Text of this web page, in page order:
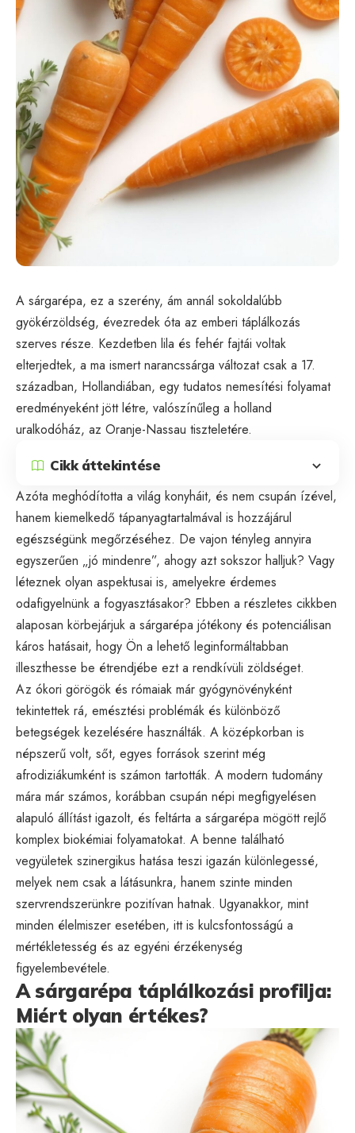
A sárgarépa, ez a szerény, ám annál sokoldalúbb
gyökérzöldség, évezredek óta az emberi táplálkozás
szerves része. Kezdetben lila és fehér fajtái voltak
elterjedtek, a ma ismert narancssárga változat csak a 17.
században, Hollandiában, egy tudatos nemesítési folyamat
eredményeként jött létre, valószínűleg a holland
uralkodóház, az Oranje-Nassau tiszteletére.
Cikk áttekintése
Azóta meghódította a világ konyháit, és nem csupán ízével,
hanem kiemelkedő tápanyagtartalmával is hozzájárul
egészségünk megőrzéséhez. De vajon tényleg annyira
egyszerűen „jó mindenre”, ahogy azt sokszor halljuk? Vagy
léteznek olyan aspektusai is, amelyekre érdemes
odafigyelnünk a fogyasztásakor? Ebben a részletes cikkben
alaposan körbejárjuk a sárgarépa jótékony és potenciálisan
káros hatásait, hogy Ön a lehető leginformáltabban
illeszthesse be étrendjébe ezt a rendkívüli zöldséget.
Az ókori görögök és rómaiak már gyógynövényként
tekintettek rá, emésztési problémák és különböző
betegségek kezelésére használták. A középkorban is
népszerű volt, sőt, egyes források szerint még
afrodiziákumként is számon tartották. A modern tudomány
mára már számos, korábban csupán népi megfigyelésen
alapuló állítást igazolt, és feltárta a sárgarépa mögött rejlő
komplex biokémiai folyamatokat. A benne található
vegyületek szinergikus hatása teszi igazán különlegessé,
melyek nem csak a látásunkra, hanem szinte minden
szervrendszerünkre pozitívan hatnak. Ugyanakkor, mint
minden élelmiszer esetében, itt is kulcsfontosságú a
mértékletesség és az egyéni érzékenység
figyelembevétele.
A sárgarépa táplálkozási profilja:
Miért olyan értékes?